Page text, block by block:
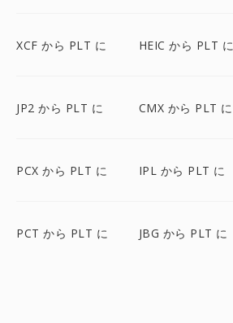
XCF から PLT に HEIC から PLT に
JP2 から PLT に CMX から PLT に
PCX から PLT に IPL から PLT に
PCT から PLT に JBG から PLT に